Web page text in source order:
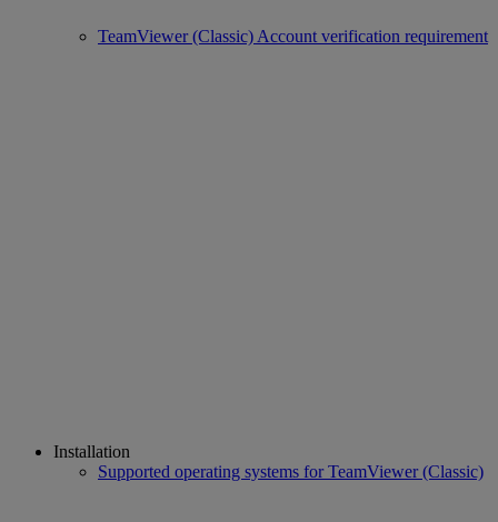
TeamViewer (Classic) Account verification requirement
Installation
Supported operating systems for TeamViewer (Classic)